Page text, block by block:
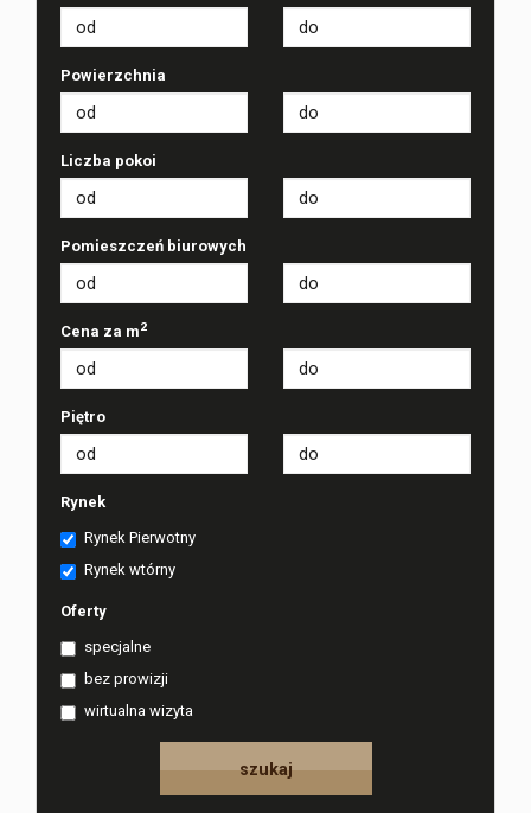
Powierzchnia
Liczba pokoi
Pomieszczeń biurowych
Cena za m2
Piętro
Rynek
Rynek Pierwotny
Rynek wtórny
Oferty
specjalne
bez prowizji
wirtualna wizyta